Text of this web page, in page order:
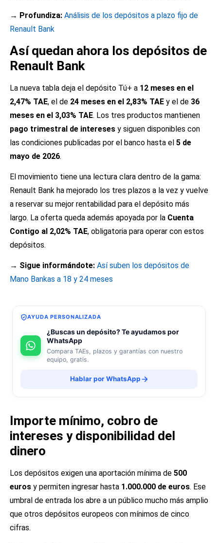
→ Profundiza: Análisis de los depósitos a plazo fijo de
Renault Bank
Así quedan ahora los depósitos de
Renault Bank
La nueva tabla deja el depósito Tú+ a 12 meses en el
2,47% TAE, el de 24 meses en el 2,83% TAE y el de 36
meses en el 3,03% TAE. Los tres productos mantienen
pago trimestral de intereses y siguen disponibles con
las condiciones publicadas por el banco hasta el 5 de
mayo de 2026.
El movimiento tiene una lectura clara dentro de la gama:
Renault Bank ha mejorado los tres plazos a la vez y vuelve
a reservar su mejor rentabilidad para el depósito más
largo. La oferta queda además apoyada por la Cuenta
Contigo al 2,02% TAE, obligatoria para operar con estos
depósitos.
→ Sigue informándote: Así suben los depósitos de
Mano Bankas a 18 y 24 meses
AYUDA PERSONALIZADA
¿Buscas un depósito? Te ayudamos por
WhatsApp
Compara TAEs, plazos y garantías con nuestro
equipo, gratis.
Hablar por WhatsApp
Importe mínimo, cobro de
intereses y disponibilidad del
dinero
Los depósitos exigen una aportación mínima de 500
euros y permiten ingresar hasta 1.000.000 de euros. Ese
umbral de entrada los abre a un público mucho más amplio
que otros depósitos europeos con mínimos de cinco
cifras.